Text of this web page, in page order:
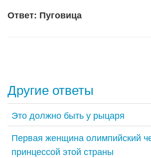
Ответ: Пуговица
Другие ответы
Это должно быть у рыцаря
Первая женщина олимпийский
принцессой этой страны